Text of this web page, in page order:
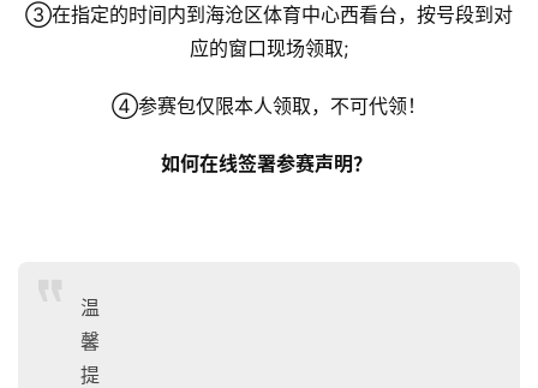
③在指定的时间内到海沧区体育中心西看台，按号段到对
应的窗口现场领取;
④参赛包仅限本人领取，不可代领！
如何在线签署参赛声明？
温
馨
提